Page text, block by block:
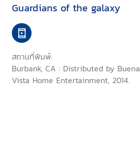
Guardians of the galaxy
สถานที่พิมพ์:
Burbank, CA : Distributed by Buena
Vista Home Entertainment, 2014.